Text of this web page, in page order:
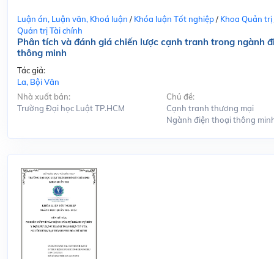
Luận án, Luận văn, Khoá luận / Khóa luận Tốt nghiệp/ Khoa Quản trị
Quản trị Tài chính
Phân tích và đánh giá chiến lược cạnh tranh trong ngành
thông minh
Tác giả:
La, Bội Văn
Nhà xuất bản:
Trường Đại học Luật TP.HCM
Chủ đề:
Cạnh tranh thương mại
Ngành điện thoại thông